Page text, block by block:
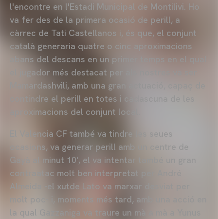
l'encontre en l'Estadi Municipal de Montilivi. Ho
va fer des de la primera ocasió de perill, a
càrrec de Tati Castellanos i, és que, el conjunt
català generaria quatre o cinc aproximacions
abans del descans en un primer temps en el qual
el jugador més destacat per als nostres va ser
Mamardashvili, amb una gran actuació, capaç de
contindre el perill en totes i cadascuna de les
aproximacions del conjunt local.
El Valencia CF també va tindre les seues
ocasions, va generar perill amb un centre de
Gayà al minut 10', el va intentar també un gran
contraatac molt ben interpretat per André
Almeida -el xutde Lato va marxar desviat per
molt poc- i, moments més tard, amb una acció en
la qual Gazzaniga va traure un mà a mà a Yunus